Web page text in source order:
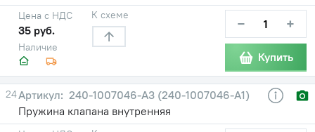
Наличие
Цена с НДС
35 руб.
К схеме − +
Купить
24
240-1007046-А3 (240-1007046-А1)
Пружина клапана внутренняя